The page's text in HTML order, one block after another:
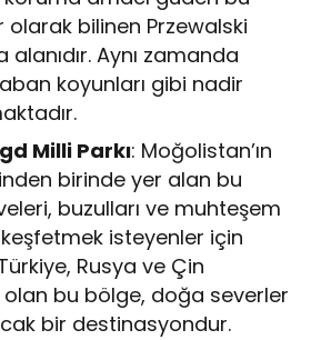
bilinen Przewalski
alanıdır. Aynı zamanda
koyunları gibi nadir
Milli Parkı: Moğolistan’ın
birinde yer alan bu
buzulları ve muhteşem
isteyenler için
Rusya ve Çin
olan bu bölge, doğa severler
bir destinasyondur.